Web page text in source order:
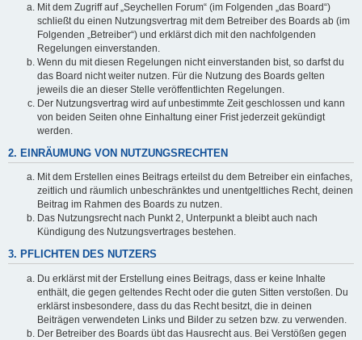
Mit dem Zugriff auf „Seychellen Forum“ (im Folgenden „das Board“)
schließt du einen Nutzungsvertrag mit dem Betreiber des Boards ab (im
Folgenden „Betreiber“) und erklärst dich mit den nachfolgenden
Regelungen einverstanden.
Wenn du mit diesen Regelungen nicht einverstanden bist, so darfst du
das Board nicht weiter nutzen. Für die Nutzung des Boards gelten
jeweils die an dieser Stelle veröffentlichten Regelungen.
Der Nutzungsvertrag wird auf unbestimmte Zeit geschlossen und kann
von beiden Seiten ohne Einhaltung einer Frist jederzeit gekündigt
werden.
2. EINRÄUMUNG VON NUTZUNGSRECHTEN
Mit dem Erstellen eines Beitrags erteilst du dem Betreiber ein einfaches,
zeitlich und räumlich unbeschränktes und unentgeltliches Recht, deinen
Beitrag im Rahmen des Boards zu nutzen.
Das Nutzungsrecht nach Punkt 2, Unterpunkt a bleibt auch nach
Kündigung des Nutzungsvertrages bestehen.
3. PFLICHTEN DES NUTZERS
Du erklärst mit der Erstellung eines Beitrags, dass er keine Inhalte
enthält, die gegen geltendes Recht oder die guten Sitten verstoßen. Du
erklärst insbesondere, dass du das Recht besitzt, die in deinen
Beiträgen verwendeten Links und Bilder zu setzen bzw. zu verwenden.
Der Betreiber des Boards übt das Hausrecht aus. Bei Verstößen gegen